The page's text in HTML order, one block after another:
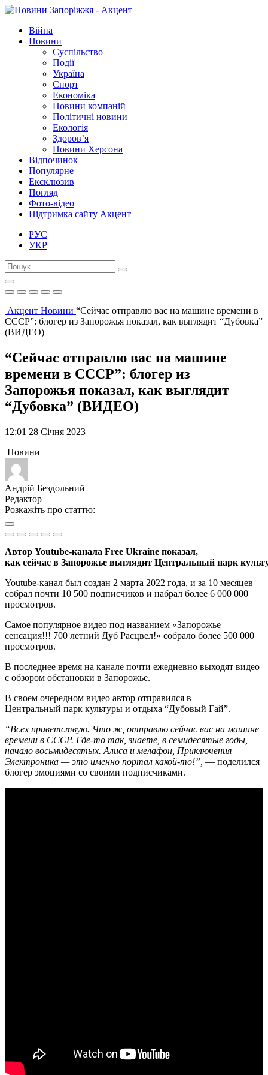
Війна
Новини
Суспільство
Події
Україна
Спорт
Економіка
Новини компаній
Політичні новини
Екологія
Здоров’я
Новини Херсона
Відпочинок
Популярне
Ексклюзив
Погляд
Фото-відео
Підтримка сайту Акцент
РУС
УКР
Акцент Новини “Сейчас отправлю вас на машине времени в
СССР”: блогер из Запорожья показал, как выглядит “Дубовка”
(ВИДЕО)
“Сейчас отправлю вас на машине
времени в СССР”: блогер из
Запорожья показал, как выглядит
“Дубовка” (ВИДЕО)
12:01 28 Січня 2023
Новини
Андрій Бездольний
Редактор
Розкажіть про статтю:
Автор Youtube-канала Free Ukraine показал,
как сейчас в Запорожье выглядит Центральный парк
Youtube-канал был создан 2 марта 2022 года, и за 10 месяцев
собрал почти 10 500 подписчиков и набрал более 6 000 000
просмотров.
Самое популярное видео под названием «Запорожье
сенсация!!! 700 летний Дуб Расцвел!» собрало более 500 000
просмотров.
В последнее время на канале почти ежедневно выходят видео
с обзором обстановки в Запорожье.
В своем очередном видео автор отправился в
Центральный парк культуры и отдыха “Дубовый Гай”.
“Всех приветствую. Что ж, отправлю сейчас вас на машине
времени в СССР. Где-то так, знаете, в семидесятые годы,
начало восьмидесятых. Алиса и мелафон, Приключения
Электроника — это именно портал какой-то!”, — поделился
блогер эмоциями со своими подписчиками.